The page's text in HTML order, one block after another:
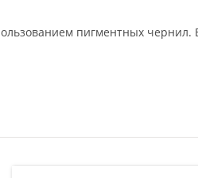
пигментных чернил.